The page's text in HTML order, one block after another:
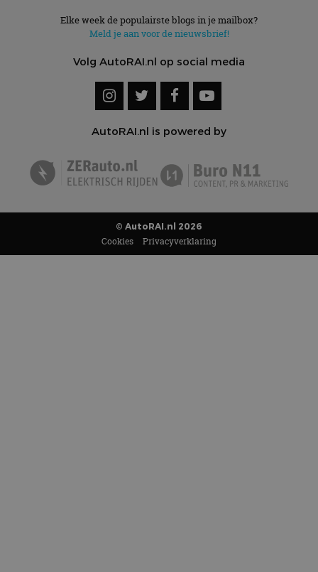
Elke week de populairste blogs in je mailbox?
Meld je aan voor de nieuwsbrief!
Volg AutoRAI.nl op social media
AutoRAI.nl is powered by
© AutoRAI.nl 2026
Cookies Privacyverklaring